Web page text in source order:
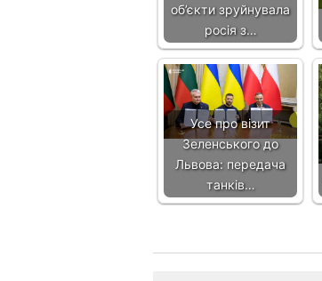
об’єкти зруйнувала
росія з…
Усе про візит
Зеленського до
Львова: передача
танків…